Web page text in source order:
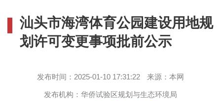
汕头市海湾体育公园建设用地规
划许可变更事项批前公示
发布时间： 2025-01-10 17:31:22 来源： 本网
发布机构： 华侨试验区规划与生态环境局